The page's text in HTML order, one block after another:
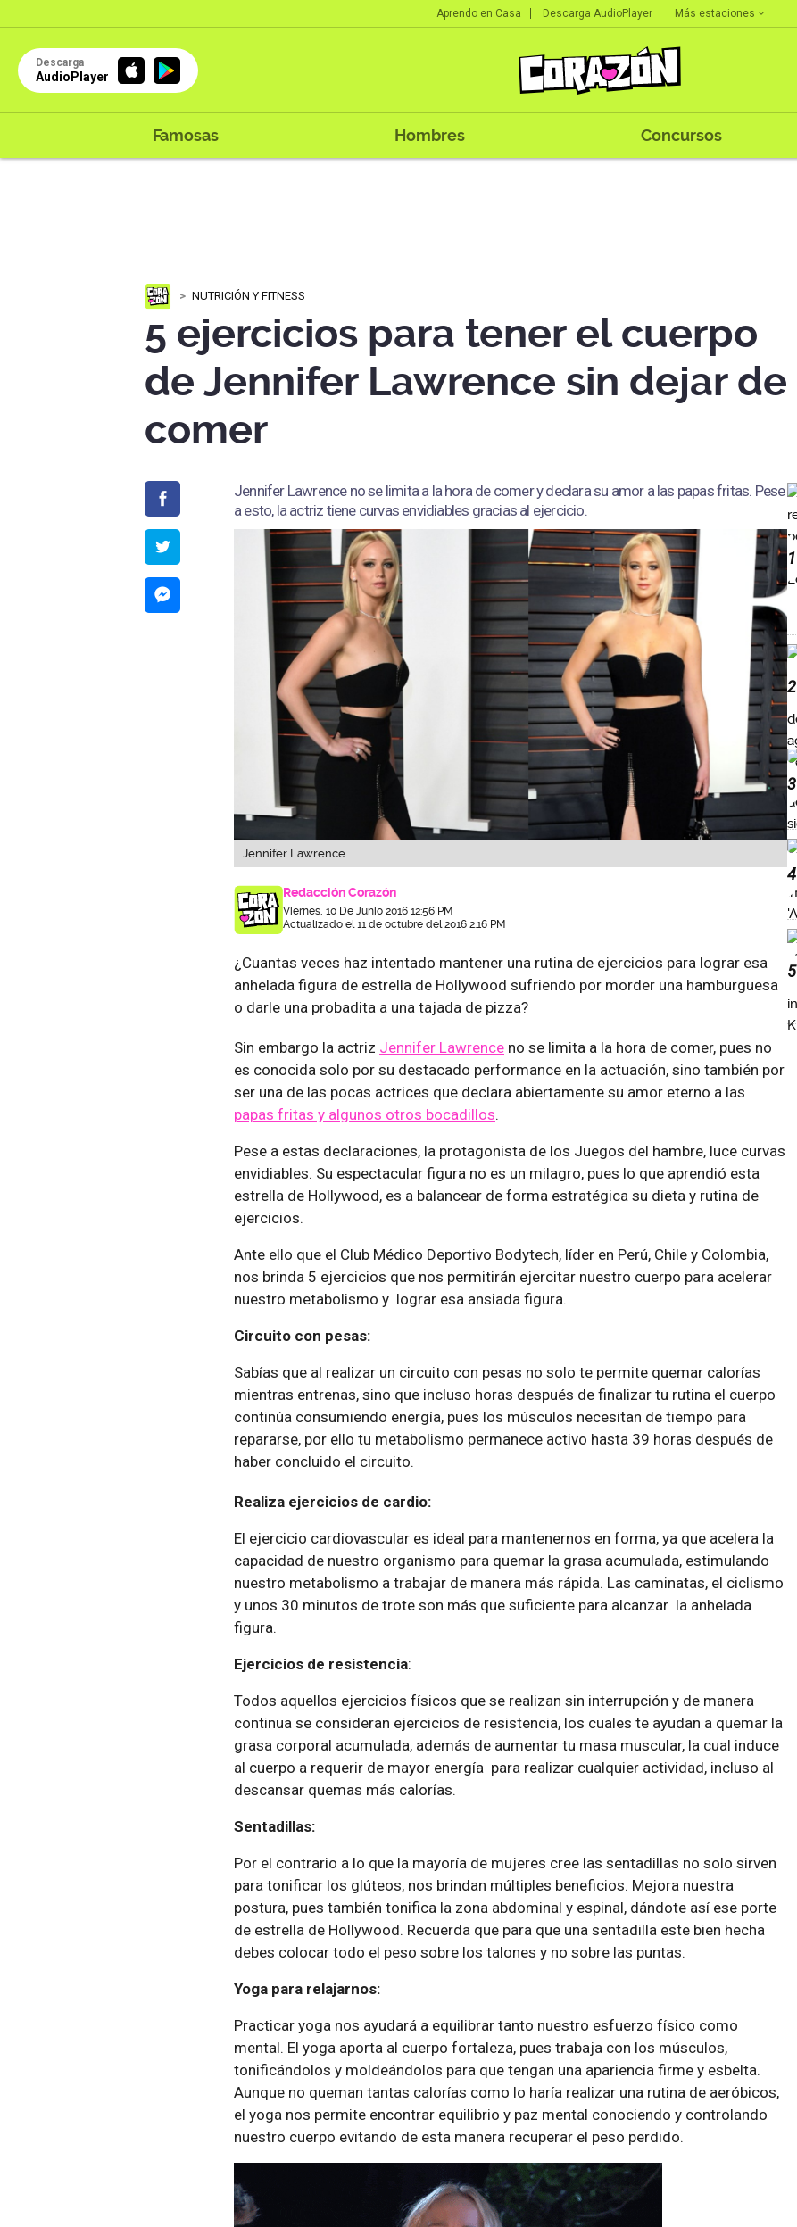
Aprendo en Casa Descarga AudioPlayer Más estaciones
Descarga
AudioPlayer
Famosas Hombres Concursos
NUTRICIÓN Y FITNESS
5 ejercicios para tener el cuerpo
de Jennifer Lawrence sin dejar de
comer
Jennifer Lawrence no se limita a la hora de comer y declara su amor a las papas fritas. Pese
a esto, la actriz tiene curvas envidiables gracias al ejercicio.
Jennifer Lawrence
Redacción Corazón
Viernes, 10 De Junio 2016 12:56 PM
Actualizado el 11 de octubre del 2016 2:16 PM
¿Cuantas veces haz intentado mantener una rutina de ejercicios para lograr esa
anhelada figura de estrella de Hollywood sufriendo por morder una hamburguesa
o darle una probadita a una tajada de pizza?
Sin embargo la actriz Jennifer Lawrence no se limita a la hora de comer, pues no
es conocida solo por su destacado performance en la actuación, sino también por
ser una de las pocas actrices que declara abiertamente su amor eterno a las
papas fritas y algunos otros bocadillos.
Pese a estas declaraciones, la protagonista de los Juegos del hambre, luce curvas
envidiables. Su espectacular figura no es un milagro, pues lo que aprendió esta
estrella de Hollywood, es a balancear de forma estratégica su dieta y rutina de
ejercicios.
Ante ello que el Club Médico Deportivo Bodytech, líder en Perú, Chile y Colombia,
nos brinda 5 ejercicios que nos permitirán ejercitar nuestro cuerpo para acelerar
nuestro metabolismo y lograr esa ansiada figura.
Circuito con pesas:
Sabías que al realizar un circuito con pesas no solo te permite quemar calorías
mientras entrenas, sino que incluso horas después de finalizar tu rutina el cuerpo
continúa consumiendo energía, pues los músculos necesitan de tiempo para
repararse, por ello tu metabolismo permanece activo hasta 39 horas después de
haber concluido el circuito.
Realiza ejercicios de cardio:
El ejercicio cardiovascular es ideal para mantenernos en forma, ya que acelera la
capacidad de nuestro organismo para quemar la grasa acumulada, estimulando
nuestro metabolismo a trabajar de manera más rápida. Las caminatas, el ciclismo
y unos 30 minutos de trote son más que suficiente para alcanzar la anhelada
figura.
Ejercicios de resistencia:
Todos aquellos ejercicios físicos que se realizan sin interrupción y de manera
continua se consideran ejercicios de resistencia, los cuales te ayudan a quemar la
grasa corporal acumulada, además de aumentar tu masa muscular, la cual induce
al cuerpo a requerir de mayor energía para realizar cualquier actividad, incluso al
descansar quemas más calorías.
Sentadillas:
Por el contrario a lo que la mayoría de mujeres cree las sentadillas no solo sirven
para tonificar los glúteos, nos brindan múltiples beneficios. Mejora nuestra
postura, pues también tonifica la zona abdominal y espinal, dándote así ese porte
de estrella de Hollywood. Recuerda que para que una sentadilla este bien hecha
debes colocar todo el peso sobre los talones y no sobre las puntas.
Yoga para relajarnos:
Practicar yoga nos ayudará a equilibrar tanto nuestro esfuerzo físico como
mental. El yoga aporta al cuerpo fortaleza, pues trabaja con los músculos,
tonificándolos y moldeándolos para que tengan una apariencia firme y esbelta.
Aunque no queman tantas calorías como lo haría realizar una rutina de aeróbicos,
el yoga nos permite encontrar equilibrio y paz mental conociendo y controlando
nuestro cuerpo evitando de esta manera recuperar el peso perdido.
1
2
3
4
5